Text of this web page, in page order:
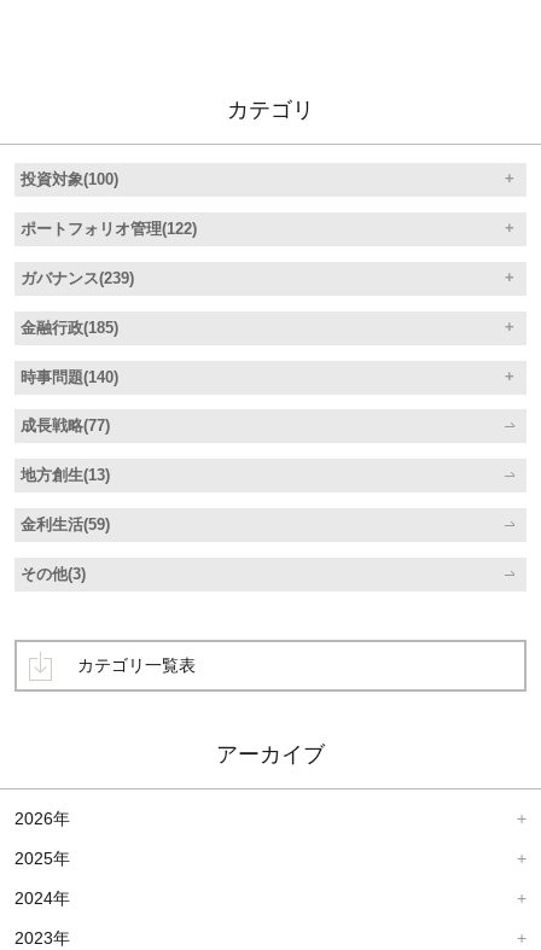
カテゴリ
投資対象(100)
ポートフォリオ管理(122)
ガバナンス(239)
金融行政(185)
時事問題(140)
成長戦略(77)
地方創生(13)
金利生活(59)
その他(3)
カテゴリ一覧表
アーカイブ
2026年
2025年
2024年
2023年